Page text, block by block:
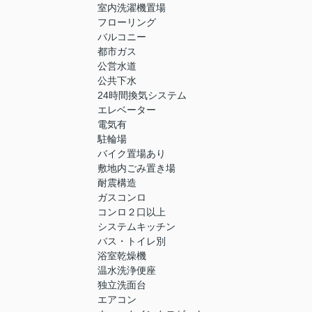
室内洗濯機置場
フローリング
バルコニー
都市ガス
公営水道
公共下水
24時間換気システム
エレベーター
電気有
駐輪場
バイク置場あり
敷地内ごみ置き場
耐震構造
ガスコンロ
コンロ２口以上
システムキッチン
バス・トイレ別
浴室乾燥機
温水洗浄便座
独立洗面台
エアコン